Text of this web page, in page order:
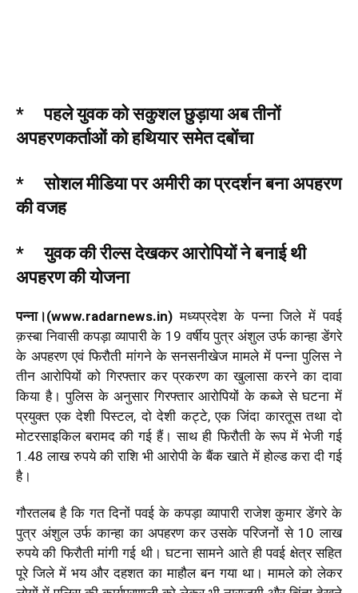
* पहले युवक को सकुशल छुड़ाया अब तीनों
अपहरणकर्ताओं को हथियार समेत दबोंचा
* सोशल मीडिया पर अमीरी का प्रदर्शन बना अपहरण
की वजह
* युवक की रील्स देखकर आरोपियों ने बनाई थी
अपहरण की योजना
पन्ना।(www.radarnews.in) मध्यप्रदेश के पन्ना जिले में पवई
क़स्बा निवासी कपड़ा व्यापारी के 19 वर्षीय पुत्र अंशुल उर्फ कान्हा डेंगरे
के अपहरण एवं फिरौती मांगने के सनसनीखेज मामले में पन्ना पुलिस ने
तीन आरोपियों को गिरफ्तार कर प्रकरण का खुलासा करने का दावा
किया है। पुलिस के अनुसार गिरफ्तार आरोपियों के कब्जे से घटना में
प्रयुक्त एक देशी पिस्टल, दो देशी कट्टे, एक जिंदा कारतूस तथा दो
मोटरसाइकिल बरामद की गई हैं। साथ ही फिरौती के रूप में भेजी गई
1.48 लाख रुपये की राशि भी आरोपी के बैंक खाते में होल्ड करा दी गई
है।
गौरतलब है कि गत दिनों पवई के कपड़ा व्यापारी राजेश कुमार डेंगरे के
पुत्र अंशुल उर्फ कान्हा का अपहरण कर उसके परिजनों से 10 लाख
रुपये की फिरौती मांगी गई थी। घटना सामने आते ही पवई क्षेत्र सहित
पूरे जिले में भय और दहशत का माहौल बन गया था। मामले को लेकर